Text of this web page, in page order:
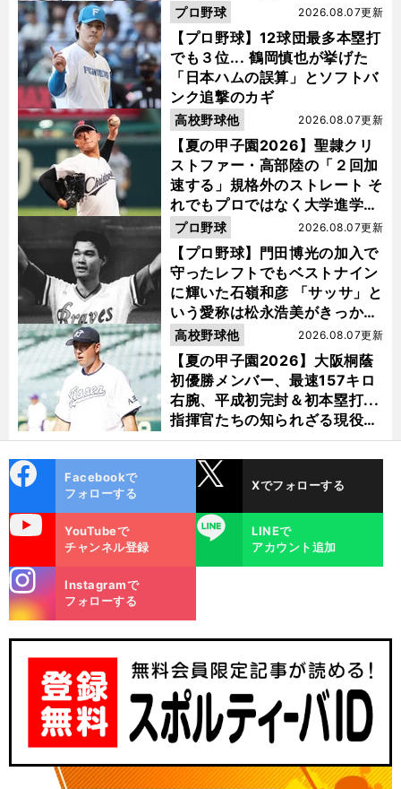
【プロ野球】12球団最多本塁打
でも３位... 鶴岡慎也が挙げた
「日本ハムの誤算」とソフトバ
ンク追撃のカギ
2026.08.07更新
プロ野球
【夏の甲子園2026】聖隷クリ
ストファー・高部陸の「２回加
速する」規格外のストレート そ
れでもプロではなく大学進学を
選ぶ理由
2026.08.07更新
高校野球他
【プロ野球】門田博光の加入で
守ったレフトでもベストナイン
に輝いた石嶺和彦 「サッサ」と
いう愛称は松永浩美がきっか
け？
2026.08.07更新
プロ野球
【夏の甲子園2026】大阪桐蔭
初優勝メンバー、最速157キロ
右腕、平成初完封＆初本塁打...
指揮官たちの知られざる現役時
代
2026.08.07更新
高校野球他
ok
Facebookで
フォローする
Xでフォローする
YouTubeで
チャンネル登録
LINE
LINEで
アカウント追加
m
Instagramで
フォローする